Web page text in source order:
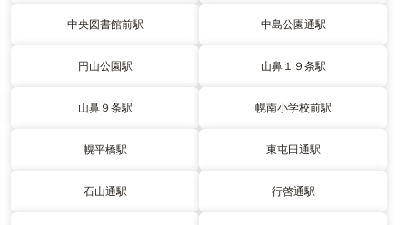
中央図書館前駅 中島公園通駅
円山公園駅 山鼻１９条駅
山鼻９条駅 幌南小学校前駅
幌平橋駅 東屯田通駅
石山通駅 行啓通駅